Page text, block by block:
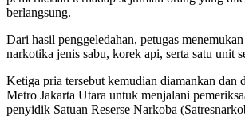
berlangsung.
Dari hasil penggeledahan, petugas
narkotika jenis sabu, korek api, serta satu unit
Ketiga pria tersebut kemudian diamankan dan
Metro Jakarta Utara untuk menjalani
penyidik Satuan Reserse Narkoba